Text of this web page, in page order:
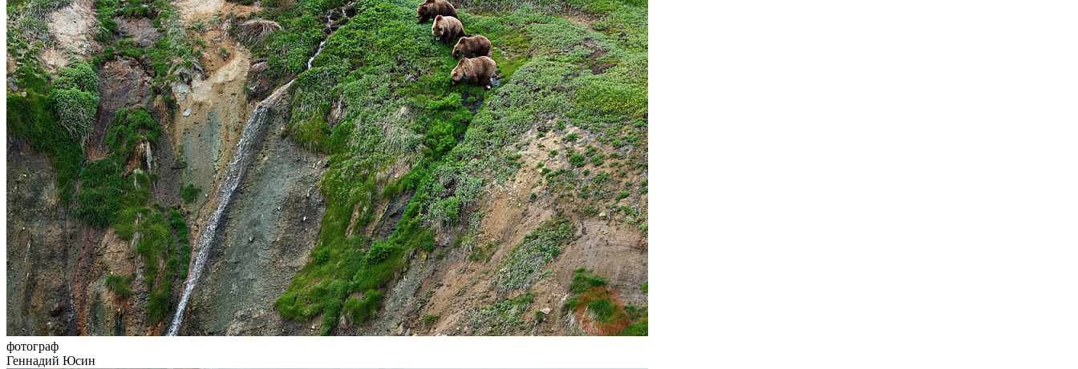
фотограф
Геннадий Юсин